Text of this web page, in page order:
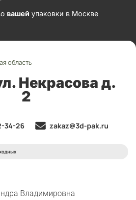
вашей упаковки в Москве
область
Некрасова д.
2
34-26 zakaz@3d-pak.ru
Владимировна